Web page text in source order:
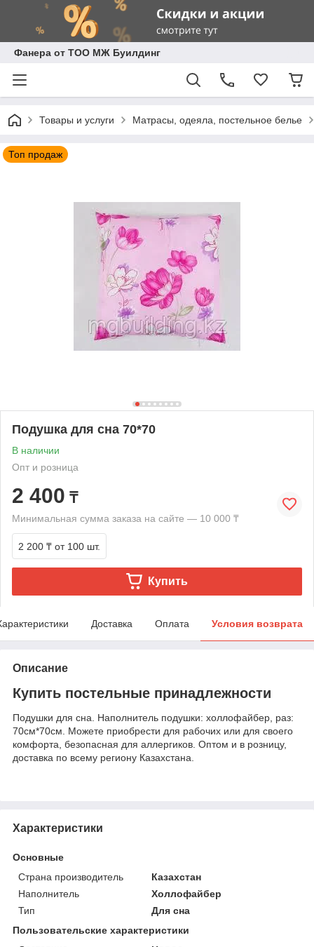
Фанера от ТОО МЖ Буилдинг
Товары и услуги Матрасы, одеяла, постельное белье
Топ продаж
Подушка для сна 70*70
В наличии
Опт и розница
2 400 ₸
Минимальная сумма заказа на сайте — 10 000 ₸
2 200 ₸ от 100 шт.
Купить
Доставка Оплата Условия возврата
Описание
Купить постельные принадлежности
Подушки для сна. Наполнитель подушки: холлофайбер, раз:
70см*70см. Можете приобрести для рабочих или для своего
комфорта, безопасная для аллергиков. Оптом и в розницу,
доставка по всему региону Казахстана.
Характеристики
Основные
Страна производитель
Казахстан
Наполнитель
Холлофайбер
Тип
Для сна
Пользовательские характеристики